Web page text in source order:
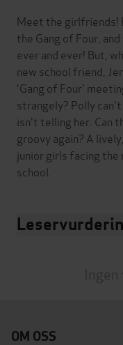
Meet the girlfriends!
the Gang of Four,
ever and ever! But,
new school friend,
'Gang of Four'
strangely? Polly
isn't telling her. Can
groovy again? A
junior girls facing the
OM OSS